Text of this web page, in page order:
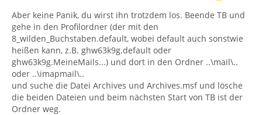
Aber keine Panik, du wirst ihn trotzdem los. Beende TB und
gehe in den Profilordner (der mit den
8_wilden_Buchstaben.default, wobei default auch sonstwie
heißen kann, z.B. ghw63k9g.default oder
ghw63k9g.MeineMails...) und dort in den Ordner ..\mail\..
oder ..\imapmail\..
und suche die Datei Archives und Archives.msf und lösche
die beiden Dateien und beim nächsten Start von TB ist der
Ordner weg.